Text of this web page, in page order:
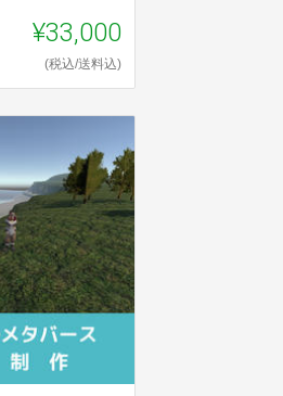
¥33,000
(税込/送料込)